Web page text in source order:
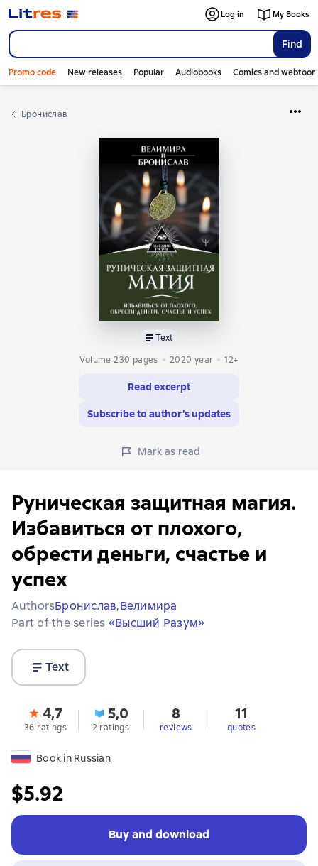
Find
Log in My Books
Promo code New releases Popular Audiobooks Comics and
Бронислав
Text
Volume 230 pages
2020 year 12+
Read excerpt
Subscribe to author’s updates
Mark as read
Руническая защитная магия.
Избавиться от плохого,
обрести деньги, счастье и
успех
AuthorsБронислав,Велимира
Part of the series «Высший Разум»
Text
4,7
36 ratings
5,0
2 ratings
8
reviews
11
quotes
Book in Russian
$5.92
Buy and download